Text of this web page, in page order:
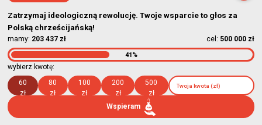
Zatrzymaj ideologiczną rewolucję. Twoje wsparcie to głos za
Polską chrześcijańską!
mamy: 203 437 zł cel: 500 000 zł
41%
wybierz kwotę:
60
zł
80
zł
100
zł
200
zł
500
zł
Wspieram